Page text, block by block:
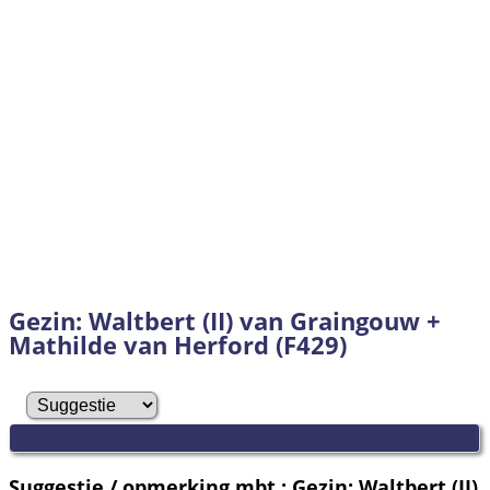
Gezin: Waltbert (II) van Graingouw +
Mathilde van Herford (F429)